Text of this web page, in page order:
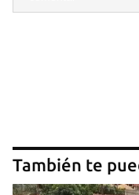
También te